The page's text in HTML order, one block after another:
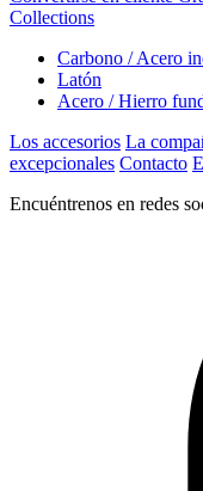
Collections
Carbono / Acero
Latón
Acero / Hierro
Los accesorios La
excepcionales Contacto
Encuéntrenos en redes